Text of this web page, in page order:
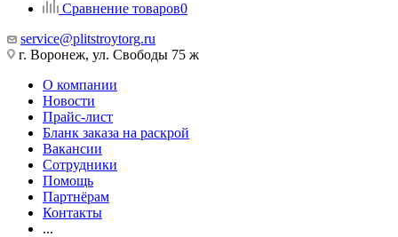
Сравнение товаров0
service@plitstroytorg.ru
г. Воронеж, ул. Свободы 75 ж
О компании
Новости
Прайс-лист
Бланк заказа на раскрой
Вакансии
Сотрудники
Помощь
Партнёрам
Контакты
...